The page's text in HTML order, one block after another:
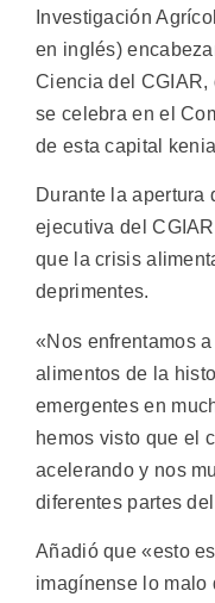
Investigación
en inglés)
Ciencia del CGIAR,
se celebra en el
de esta capital
Durante la apertura
ejecutiva del
que la crisis
deprimentes.
«Nos enfrentamos
alimentos de la
emergentes en
hemos visto que el
acelerando y nos
diferentes partes
Añadió que «esto
imagínense lo malo